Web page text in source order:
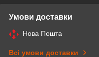
Умови доставки
Нова Пошта
Всі умови доставки